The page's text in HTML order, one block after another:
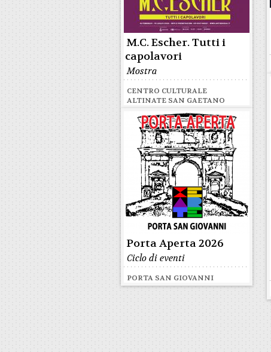
M.C. Escher. Tutti i
capolavori
Mostra
CENTRO CULTURALE
ALTINATE SAN GAETANO
Porta Aperta 2026
Ciclo di eventi
PORTA SAN GIOVANNI